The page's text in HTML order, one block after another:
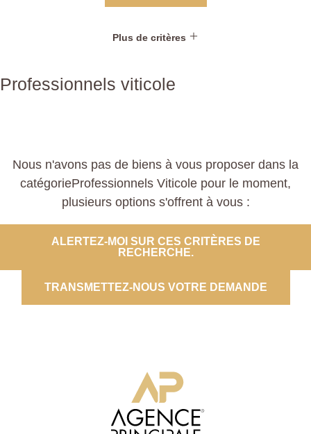
Plus de critères
Professionnels viticole
Nous n'avons pas de biens à vous proposer dans la
catégorieProfessionnels Viticole pour le moment,
plusieurs options s'offrent à vous :
ALERTEZ-MOI SUR CES CRITÈRES DE
RECHERCHE.
TRANSMETTEZ-NOUS VOTRE DEMANDE